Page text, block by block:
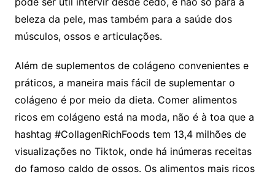
beleza da pele, mas também para a saúde dos
músculos, ossos e articulações.
Além de suplementos de colágeno convenientes e
práticos, a maneira mais fácil de suplementar o
colágeno é por meio da dieta. Comer alimentos
ricos em colágeno está na moda, não é à toa que a
hashtag #CollagenRichFoods tem 13,4 milhões de
visualizações no Tiktok, onde há inúmeras receitas
do famoso caldo de ossos. Os alimentos mais ricos